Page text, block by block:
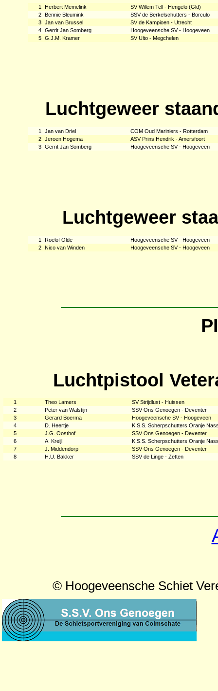
1 Herbert Memelink
SV Willem Tell - Hengelo (Gld)
2 Bennie Bleumink
SSV de Berkelschutters - Borculo
3 Jan van Brussel
SV de Kampioen - Utrecht
4 Gerrit Jan Somberg
Hoogeveensche SV - Hoogeveen
5 G.J.M. Kramer SV Ulto - Megchelen
Luchtgeweer
1 Jan van Driel
COM Oud Mariniers - Rotterdam
2 Jeroen Hogema
ASV Prins Hendrik - Amersfoort
3 Gerrit Jan Somberg Hoogeveensche SV - Hoogeveen
Luchtgeweer
1 Roelof Olde
Hoogeveensche SV - Hoogeveen
2 Nico van Winden Hoogeveensche SV - Hoogeveen
Luchtpistool
1 Theo Lamers
SV Strijdlust - Huissen
2
Peter van Walstijn
SSV Ons Genoegen - Deventer
3
Gerard Boerma
Hoogeveensche SV - Hoogeveen
4
D. Heertje
K.S.S. Scherpschutters Oranje
5
J.G. Oosthof
SSV Ons Genoegen - Deventer
6
A. Kreijl
K.S.S. Scherpschutters Oranje
7
J. Middendorp
SSV Ons Genoegen - Deventer
8
H.U. Bakker SSV de Linge - Zetten
© Hoogeveensche Schiet